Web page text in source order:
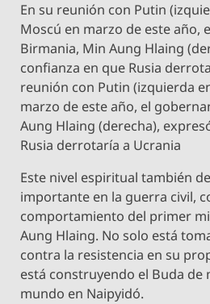
En su reunión con Putin
Moscú en marzo de este año,
Birmania, Min Aung Hlaing
confianza en que Rusia
reunión con Putin (izquierda
marzo de este año, el
Aung Hlaing (derecha),
Rusia derrotaría a Ucrania
Este nivel espiritual también
importante en la guerra civil,
comportamiento del primer
Aung Hlaing. No solo está
contra la resistencia en su
está construyendo el Buda de
mundo en Naipyidó.